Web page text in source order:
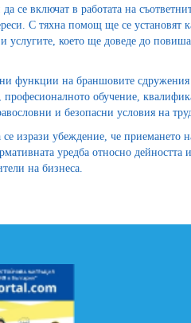
се включат в работата на
С тяхна помощ ще се установят
услугите, което ще доведе до
функции на браншовите
професионалното обучение,
и безопасни условия на
изрази убеждение, че приемането
уредба относно
на бизнеса.